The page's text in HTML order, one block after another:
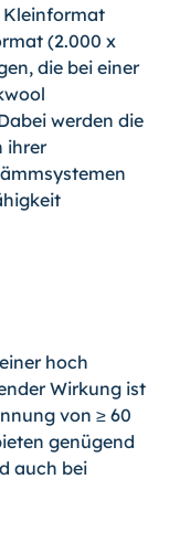
Kleinformat
(2.000 x
die bei einer
werden die
ihrer
hoch
Wirkung ist
von ≥ 60
genügend
auch bei